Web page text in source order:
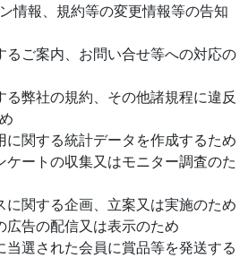
情報、規約等の変更情報等の告知
るご案内、お問い合せ等への対応の
る弊社の規約、その他諸規程に違反
に関する統計データを作成するため
ケートの収集又はモニター調査のた
に関する企画、立案又は実施のため
広告の配信又は表示のため
当選された会員に賞品等を発送する